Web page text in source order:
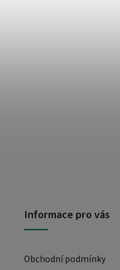
Informace pro vás
Obchodní podmínky